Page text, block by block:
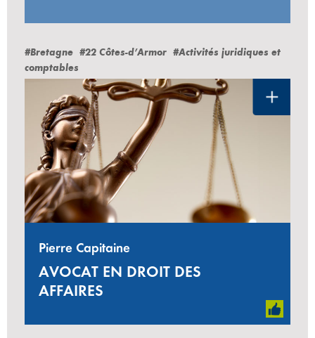
#Bretagne #22 Côtes-d’Armor #Activités juridiques et
comptables
Pierre Capitaine
AVOCAT EN DROIT DES
AFFAIRES